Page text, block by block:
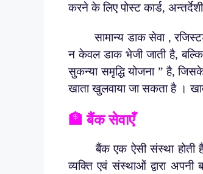
करने के लिए पोस्ट कार्ड,
सामान्य डाक सेवा ,
न केवल डाक भेजी जाती है,
सुकन्या समृद्धि योजना ” है,
खाता खुलवाया जा सकता है ।
🏦 बैंक सेवाएँ
बैंक एक ऐसी संस्था होती है,
व्यक्ति एवं संस्थाओं द्वारा